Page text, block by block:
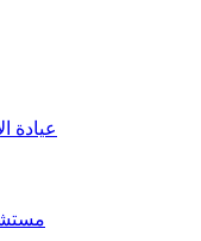
عيادة